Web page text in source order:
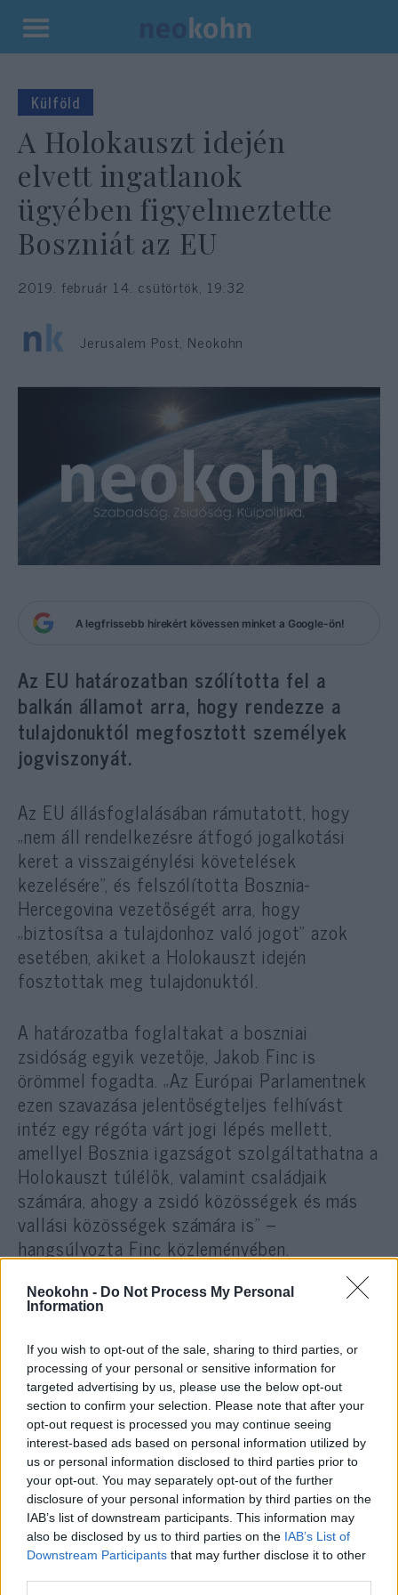
Neokohn - Do Not Process My Personal
Information
If you wish to opt-out of the sale, sharing to third parties, or
processing of your personal or sensitive information for
targeted advertising by us, please use the below opt-out
section to confirm your selection. Please note that after your
opt-out request is processed you may continue seeing
interest-based ads based on personal information utilized by
us or personal information disclosed to third parties prior to
your opt-out. You may separately opt-out of the further
disclosure of your personal information by third parties on the
IAB’s list of downstream participants. This information may
also be disclosed by us to third parties on the IAB’s List of
Downstream Participants that may further disclose it to other
Kilépés
tartalomba
Külföld
A Holokauszt idején
elvett ingatlanok
ügyében figyelmeztette
Boszniát az EU
2019. február 14. csütörtök, 19:32
Jerusalem Post, Neokohn
A legfrissebb hírekért kövessen minket a Google-ön!
Az EU határozatban szólította fel a
balkán államot arra, hogy rendezze a
tulajdonuktól megfosztott személyek
jogviszonyát.
Az EU állásfoglalásában rámutatott, hogy
„nem áll rendelkezésre átfogó jogalkotási
keret a visszaigénylési követelések
kezelésére”, és felszólította Bosznia-
Hercegovina vezetőségét arra, hogy
„biztosítsa a tulajdonhoz való jogot” azok
esetében, akiket a Holokauszt idején
fosztottak meg tulajdonuktól.
A határozatba foglaltakat a boszniai
zsidóság egyik vezetője, Jakob Finc is
örömmel fogadta. „Az Európai Parlamentnek
ezen szavazása jelentőségteljes felhívást
intéz egy régóta várt jogi lépés mellett,
amellyel Bosznia igazságot szolgáltathatna a
Holokauszt túlélők, valamint családjaik
számára, ahogy a zsidó közösségek és más
vallási közösségek számára is” –
hangsúlyozta Finc közleményében.
AJerusalem Postemlékeztet: 1995-ben már
tanácsot azoknak az eseteknek a
kivizsgálására, ahol egyének próbálták meg
visszaszerezni korábban elrabolt
tulajdonukat, ám akkor a zsidó közösségek
által közösen használt épületeket nem
juttatták vissza.
Bosznia-Hercegovina területén napjainkban
közel 1 000 főre becsülhető a zsidóság
létszáma. Noha a második világháborút